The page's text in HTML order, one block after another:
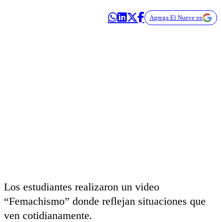
Agrega El Nueve en
Los estudiantes realizaron un video
“Femachismo” donde reflejan situaciones que
ven cotidianamente.